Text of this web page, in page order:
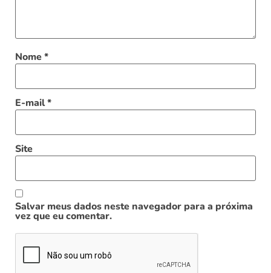
Nome*
E-mail*
Site
Salvar meus dados neste navegador para a próxima
vez que eu comentar.